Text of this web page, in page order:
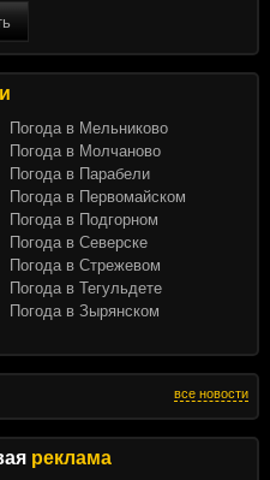
все новости
реклама
Погода в Мельниково
Погода в Молчаново
Погода в Парабели
Погода в Первомайском
Погода в Подгорном
Погода в Северске
Погода в Стрежевом
Погода в Тегульдете
Погода в Зырянском